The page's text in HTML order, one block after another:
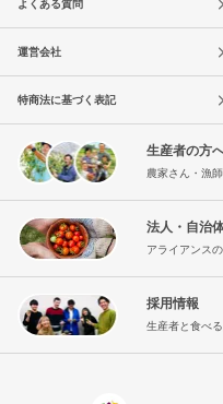
よくある質問
運営会社
特商法に基づく表記
生産者の方
農家さん・漁
法人・自治
アライアンス
採用情報
生産者と食べ